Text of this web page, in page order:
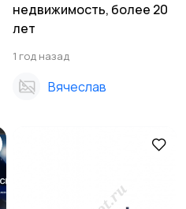
недвижимость, более 20
лет
1 год назад
Вячеслав